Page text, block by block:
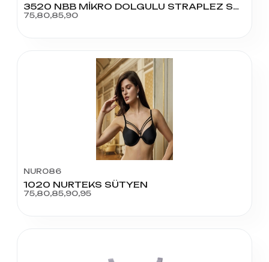
3520 NBB MİKRO DOLGULU STRAPLEZ SÜTYEN
75,80,85,90
NUR086
1020 NURTEKS SÜTYEN
75,80,85,90,95